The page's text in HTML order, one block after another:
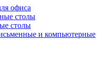
офиса
столы
столы
и компьютерные